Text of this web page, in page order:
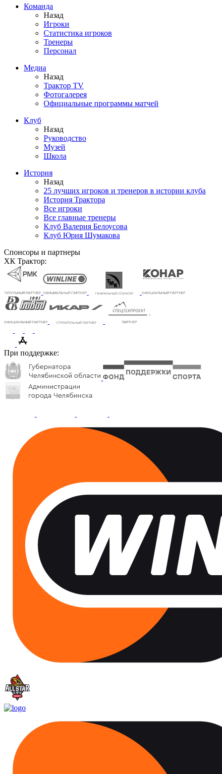
Команда
Назад
Игроки
Статистика игроков
Тренеры
Персонал
Медиа
Назад
Трактор TV
Фотогалерея
Официальные программы матчей
Клуб
Назад
Руководство
Музей
Школа
История
Назад
25 лучших игроков и тренеров в истории клуба
История Трактора
Все игроки
Все главные тренеры
Клуб Валерия Белоусова
Клуб Юрия Шумакова
Спонсоры и партнеры
ХК Трактор:
При поддержке: